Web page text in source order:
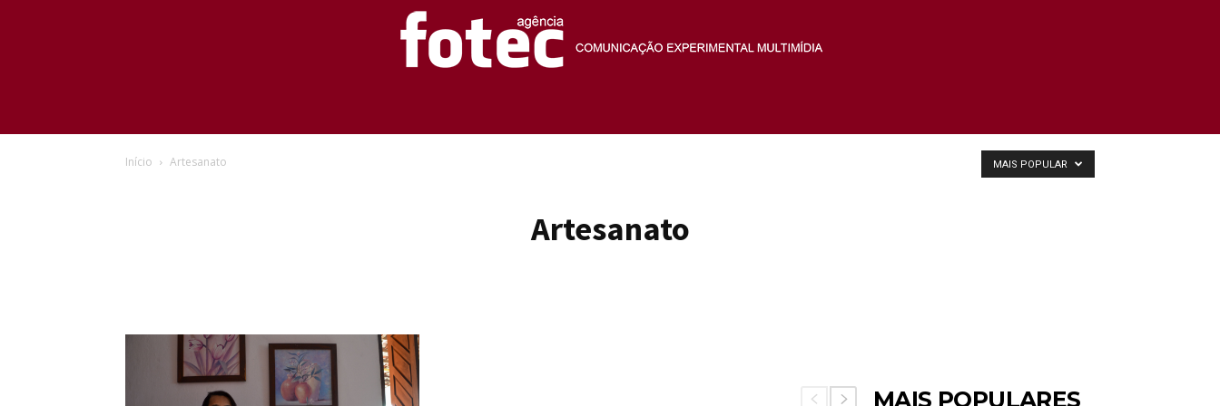
Início Artesanato
Artesanato
MAIS POPULAR
MAIS POPULARES